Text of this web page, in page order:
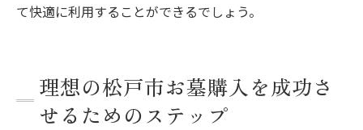
て快適に利用することができるでしょう。
理想の松戸市お墓購入を成功さ
せるためのステップ